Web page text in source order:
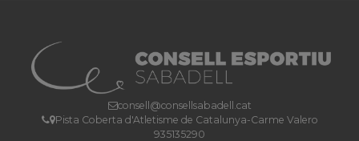
consell@consellsabadell.cat
Pista Coberta d'Atletisme de Catalunya-Carme Valero
935135290